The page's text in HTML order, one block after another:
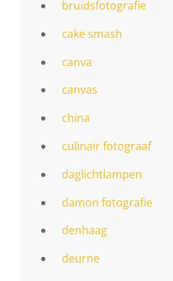
bruidsfotografie
cake smash
canva
canvas
china
culinair fotograaf
daglichtlampen
damon fotografie
denhaag
deurne